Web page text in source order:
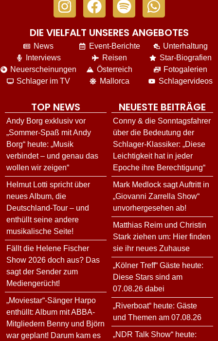
DIE VIELFALT UNSERES ANGEBOTES
News
Interviews
Neuerscheinungen
Schlager im TV
Event-Berichte
Reisen
Österreich
Mallorca
Unterhaltung
Star-Biografien
Fotogalerien
Schlagervideos
TOP NEWS
Andy Borg exklusiv vor
„Sommer-Spaß mit Andy
Borg“ heute: „Musik
verbindet – und genau das
wollen wir zeigen“
Helmut Lotti spricht über
neues Album, die
Deutschland-Tour – und
enthüllt seine andere
musikalische Seite!
Fällt die Helene Fischer
Show 2026 doch aus? Das
sagt der Sender zum
Mediengerücht!
„Moviestar“-Sänger Harpo
enthüllt: Album mit ABBA-
Mitgliedern Benny und Björn
war geplant! Darum kam es
NEUESTE BEITRÄGE
Conny & die Sonntagsfahrer
über die Bedeutung der
Schlager-Klassiker: „Diese
Leichtigkeit hat in jeder
Epoche ihre Berechtigung“
Mark Medlock sagt Auftritt in
„Giovanni Zarrella Show“
unvorhergesehen ab!
Matthias Reim und Christin
Stark ziehen um: Hier finden
sie ihr neues Zuhause
„Kölner Treff“ Gäste heute:
Diese Stars sind am
07.08.26 dabei
„Riverboat“ heute: Gäste
und Themen am 07.08.26
„NDR Talk Show“ heute: